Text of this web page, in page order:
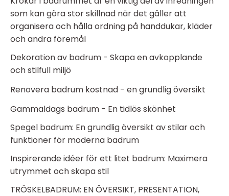
som kan göra stor skillnad när det gäller att
organisera och hålla ordning på handdukar, kläder
och andra föremål
Dekoration av badrum - Skapa en avkopplande
och stilfull miljö
Renovera badrum kostnad - en grundlig översikt
Gammaldags badrum - En tidlös skönhet
Spegel badrum: En grundlig översikt av stilar och
funktioner för moderna badrum
Inspirerande idéer för ett litet badrum: Maximera
utrymmet och skapa stil
TRÖSKELBADRUM: EN ÖVERSIKT, PRESENTATION,